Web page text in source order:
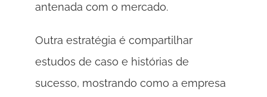
antenada com o mercado.
Outra estratégia é compartilhar
estudos de caso e histórias de
sucesso, mostrando como a empresa